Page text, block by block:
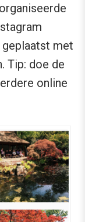
met
Tip: doe de
online